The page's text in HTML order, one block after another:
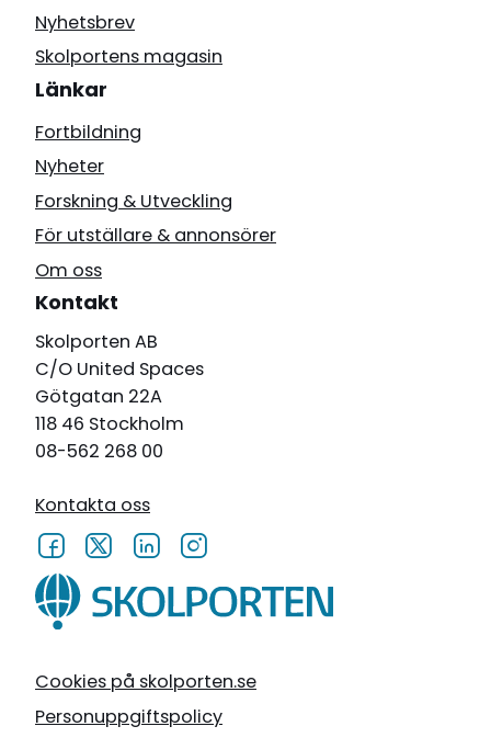
Cookies på skolporten.se
Personuppgiftspolicy
Nyhetsbrev
Skolportens magasin
Länkar
Fortbildning
Nyheter
Forskning & Utveckling
För utställare & annonsörer
Om oss
Kontakt
Skolporten AB
C/O United Spaces
Götgatan 22A
118 46 Stockholm
08-562 268 00
Kontakta oss